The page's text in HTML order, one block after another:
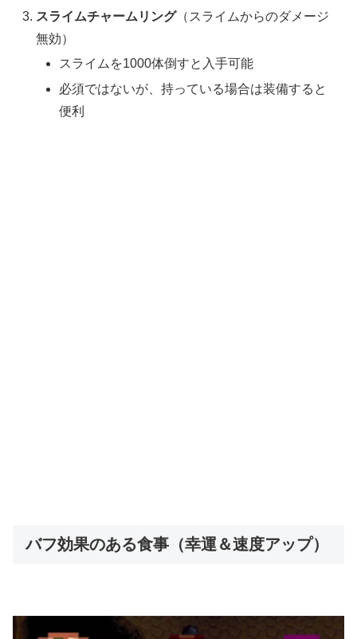
スライムチャームリング（スライムからのダメージ
無効）
スライムを1000体倒すと入手可能
必須ではないが、持っている場合は装備すると
便利
バフ効果のある食事（幸運＆速度アップ）